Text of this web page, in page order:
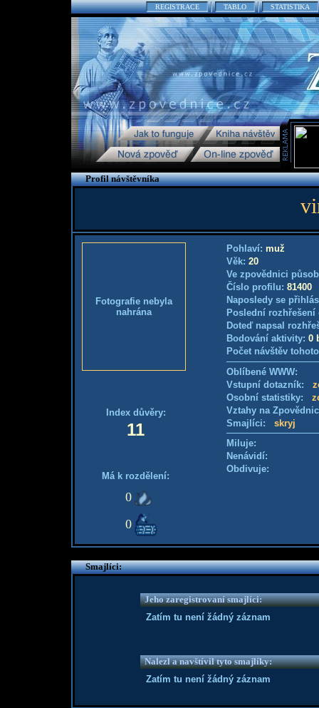
REGISTRACE TABLO STATISTIKA
Profil návštěvníka
Fotografie nebyla
nahrána
Index důvěry:
11
Má k rozdělení:
0
0
Pohlaví: muž
Věk: 20
Ve zpovědnici
Číslo profilu: 81400
Naposledy se
Poslední
Doteď napsal
Bodování aktivity: 0
Počet návštěv
Oblíbené WWW:
Vstupní dotazník:
Osobní statistiky:
Vztahy na
Smajlíci: skryj
Miluje:
Nenávidí:
Obdivuje:
Smajlíci:
Jeho zaregistrovaní smajlíci:
Zatím tu není žádný záznam
Nalezl a navštívil tyto smajlíky:
Zatím tu není žádný záznam